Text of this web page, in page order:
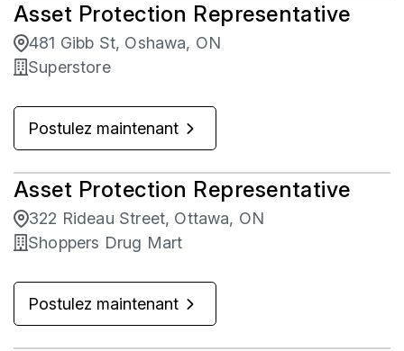
Asset Protection Representative
481 Gibb St, Oshawa, ON
Superstore
Postulez maintenant
Asset Protection Representative
322 Rideau Street, Ottawa, ON
Shoppers Drug Mart
Postulez maintenant